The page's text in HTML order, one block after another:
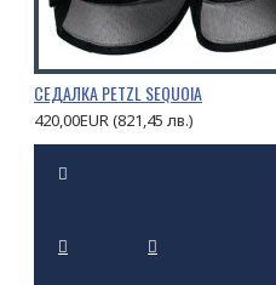
СЕДАЛКА PETZL SEQUOIA
420,00EUR (821,45 лв.)